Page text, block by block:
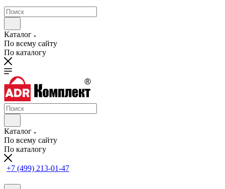
Каталог
По всему сайту
По каталогу
Каталог
По всему сайту
По каталогу
+7 (499) 213-01-47